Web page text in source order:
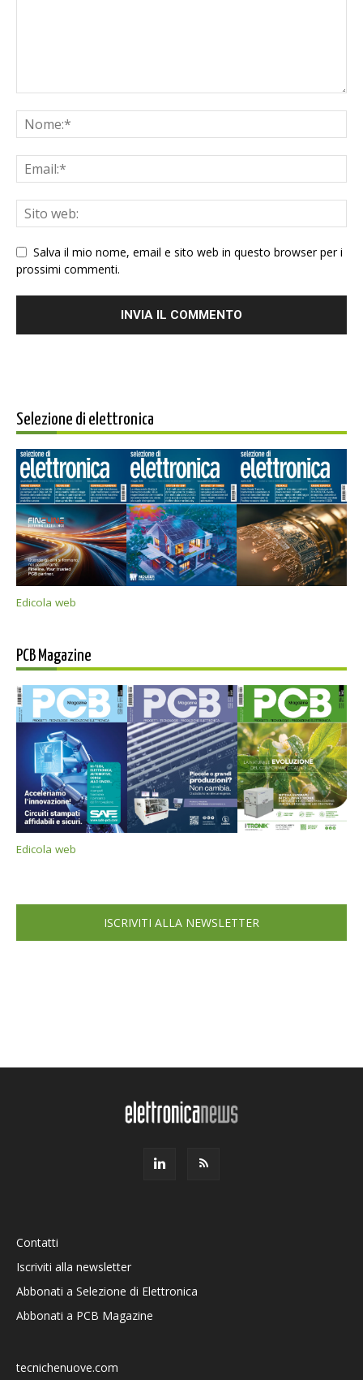
Salva il mio nome, email e sito web in questo browser per i
prossimi commenti.
Selezione di elettronica
Edicola web
PCB Magazine
Edicola web
ISCRIVITI ALLA NEWSLETTER
Contatti
Iscriviti alla newsletter
Abbonati a Selezione di Elettronica
Abbonati a PCB Magazine
tecnichenuove.com